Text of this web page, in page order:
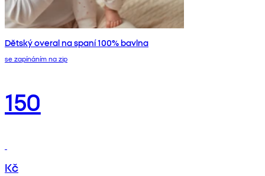
Dětský overal na spaní 100% bavlna
se zapínáním na zip
150
Kč